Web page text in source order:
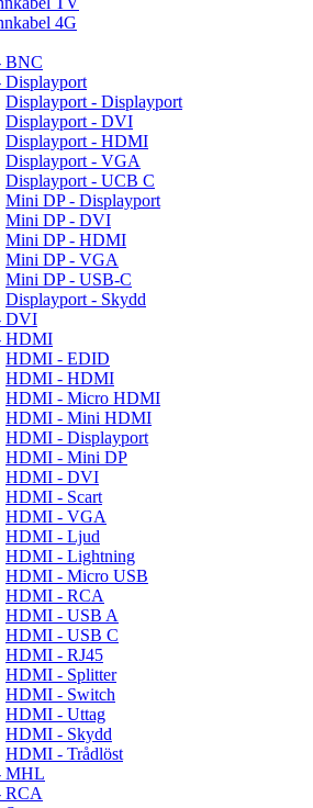
4G
BNC
Displayport
Displayport - Displayport
Displayport - DVI
Displayport - HDMI
Displayport - VGA
Displayport - UCB C
Mini DP - Displayport
Mini DP - DVI
Mini DP - HDMI
Mini DP - VGA
Mini DP - USB-C
Displayport - Skydd
DVI
HDMI
HDMI - EDID
HDMI - HDMI
HDMI - Micro HDMI
HDMI - Mini HDMI
HDMI - Displayport
HDMI - Mini DP
HDMI - DVI
HDMI - Scart
HDMI - VGA
HDMI - Ljud
HDMI - Lightning
HDMI - Micro USB
HDMI - RCA
HDMI - USB A
HDMI - USB C
HDMI - RJ45
HDMI - Splitter
HDMI - Switch
HDMI - Uttag
HDMI - Skydd
HDMI - Trådlöst
MHL
RCA